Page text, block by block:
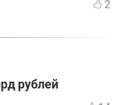
2
рублей